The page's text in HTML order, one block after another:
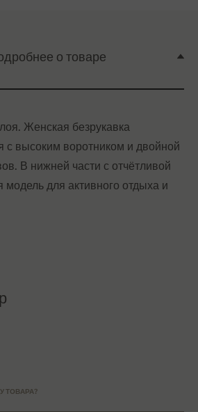
о товаре
Женская безрукавка
с высоким воротником и двойной
В нижней части с отчётливой
модель для активного отдыха и
ТОВАРА?